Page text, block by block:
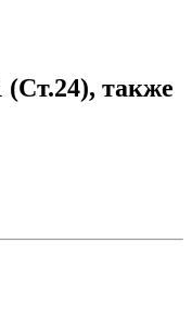
также